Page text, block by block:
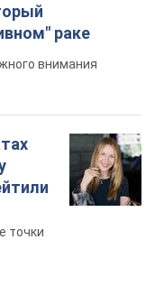
раке
внимания
точки